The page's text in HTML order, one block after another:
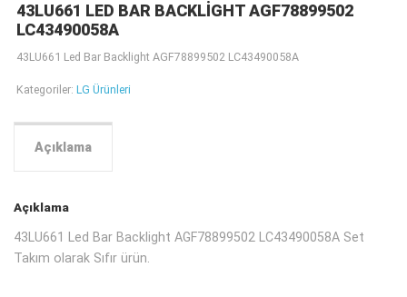
43LU661 LED BAR BACKLIGHT AGF78899502
LC43490058A
43LU661 Led Bar Backlight AGF78899502 LC43490058A
Kategoriler: LG Ürünleri
Açıklama
Açıklama
43LU661 Led Bar Backlight AGF78899502 LC43490058A Set
Takım olarak Sıfır ürün.